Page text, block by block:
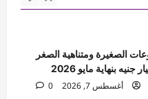
في البنوك المصرية
أغسطس 7, 2026